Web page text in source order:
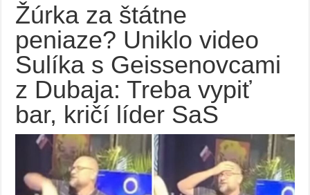
Žúrka za štátne
peniaze? Uniklo video
Sulíka s Geissenovcami
z Dubaja: Treba vypiť
bar, kričí líder SaS